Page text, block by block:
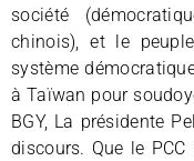
société
chinois), et le
système
à Taïwan pour
BGY, La présidente
discours. Que le